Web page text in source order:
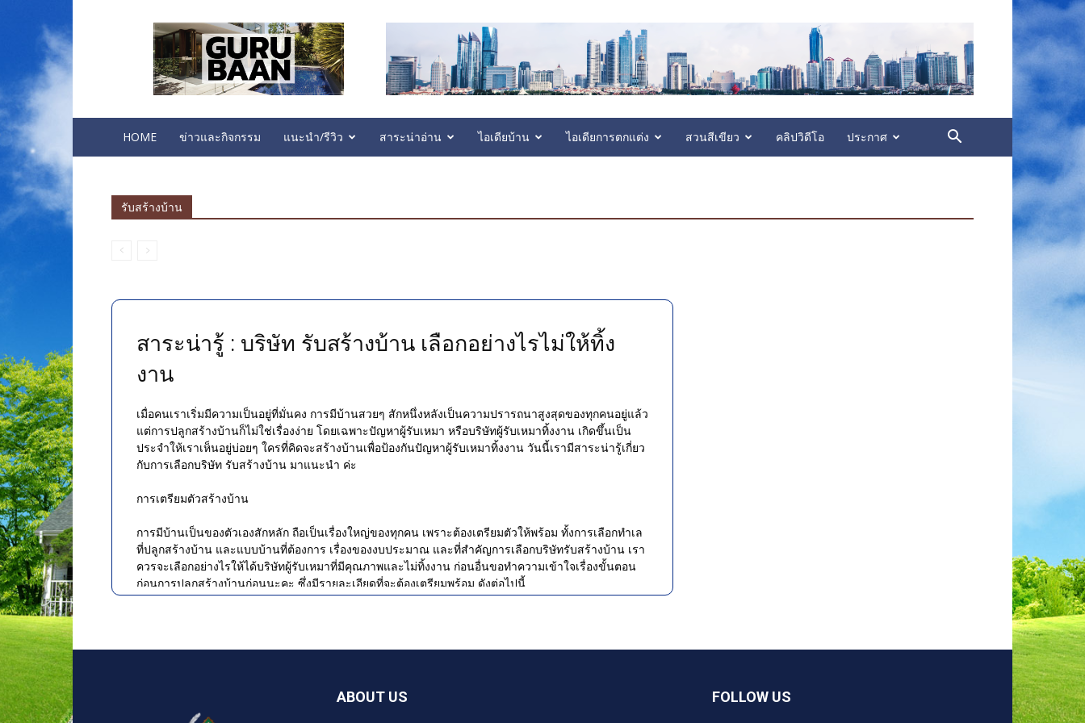
บ้าน
คอน
โด
ทาวน์
โฮม
ห้อง
นอน
HOME ข่าวและกิจกรรม แนะนำ/รีวิว สาระน่าอ่าน ไอเดียบ้าน ไอเดียการตกแต่ง สวนสีเขียว คลิปวิดีโอ ประกาศ
รับสร้างบ้าน
สาระน่ารู้ : บริษัท รับสร้างบ้าน เลือกอย่างไรไม่ให้ทิ้ง
งาน
เมื่อคนเราเริ่มมีความเป็นอยู่ที่มั่นคง การมีบ้านสวยๆ สักหนึ่งหลังเป็นความปรารถนาสูงสุดของทุกคนอยู่แล้ว
แต่การปลูกสร้างบ้านก็ไม่ใช่เรื่องง่าย โดยเฉพาะปัญหาผู้รับเหมา หรือบริษัทผู้รับเหมาทิ้งงาน เกิดขึ้นเป็น
ประจำให้เราเห็นอยู่บ่อยๆ ใครที่คิดจะสร้างบ้านเพื่อป้องกันปัญหาผู้รับเหมาทิ้งงาน วันนี้เรามีสาระน่ารู้เกี่ยว
กับการเลือกบริษัท รับสร้างบ้าน มาแนะนำ ค่ะ
การเตรียมตัวสร้างบ้าน
การมีบ้านเป็นของตัวเองสักหลัก ถือเป็นเรื่องใหญ่ของทุกคน เพราะต้องเตรียมตัวให้พร้อม ทั้งการเลือกทำเล
ที่ปลูกสร้างบ้าน และแบบบ้านที่ต้องการ เรื่องของงบประมาณ และที่สำคัญการเลือกบริษัทรับสร้างบ้าน เรา
ควรจะเลือกอย่างไรให้ได้บริษัทผู้รับเหมาที่มีคุณภาพและไม่ทิ้งงาน ก่อนอื่นขอทำความเข้าใจเรื่องขั้นตอน
ก่อนการปลูกสร้างบ้านก่อนนะคะ ซึ่งมีรายละเอียดที่จะต้องเตรียมพร้อม ดังต่อไปนี้
การวางตำแหน่งบ้านอย่างเหมาะสม จะทำให้บ้านมีพื้นที่ใช้สอย เช่น มีที่ว่างสำหรับปลูกผัก ทำสวนหย่อม
2.การเลือกรูปแบบบ้าน คนที่ปลูกสร้างบ้านในที่ดินของตัวเอง อาจจะชอบแบบบ้านในสไตล์ที่เป็นตัวเอง แต่
ควรเลือกบ้านหลายๆ แบบ แล้วนำมาปรับประยุกต์ให้ได้ทรงบ้านที่ต้องการ หรือบางคนอาจจะเลือกแบบบ้าน
ABOUT US FOLLOW US